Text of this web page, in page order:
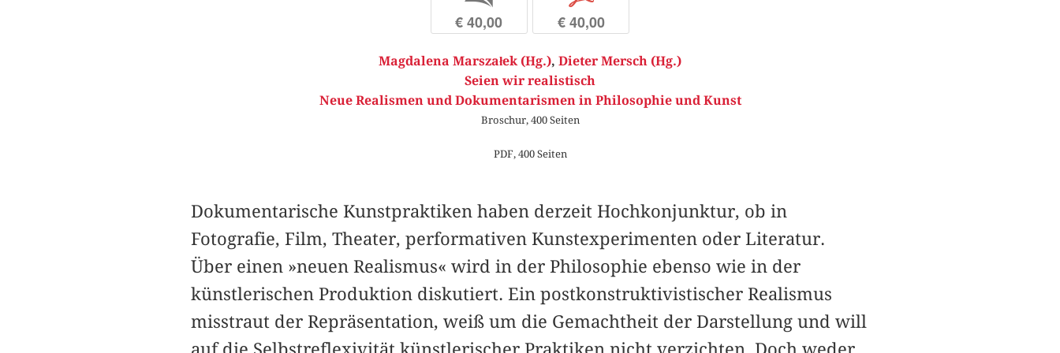
€ 40,00 € 40,00
Magdalena Marszałek (Hg.), Dieter Mersch (Hg.)
Seien wir realistisch
Neue Realismen und Dokumentarismen in Philosophie und Kunst
Broschur, 400 Seiten
PDF, 400 Seiten
Dokumentarische Kunstpraktiken haben derzeit Hochkonjunktur, ob in
Fotografie, Film, Theater, performativen Kunstexperimenten oder Literatur.
Über einen »neuen Realismus« wird in der Philosophie ebenso wie in der
künstlerischen Produktion diskutiert. Ein postkonstruktivistischer Realismus
misstraut der Repräsentation, weiß um die Gemachtheit der Darstellung und will